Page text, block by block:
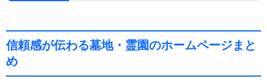
信頼感が伝わる墓地・霊園のホームページまと
め